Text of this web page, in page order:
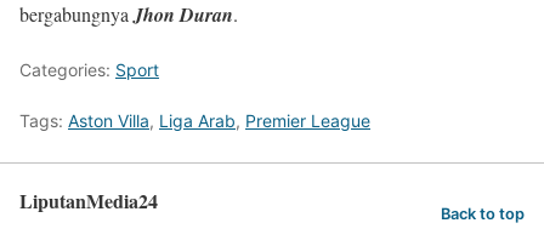
bergabungnyaJhon Duran.
Categories: Sport
Tags: Aston Villa, Liga Arab, Premier League
LiputanMedia24 Back to top